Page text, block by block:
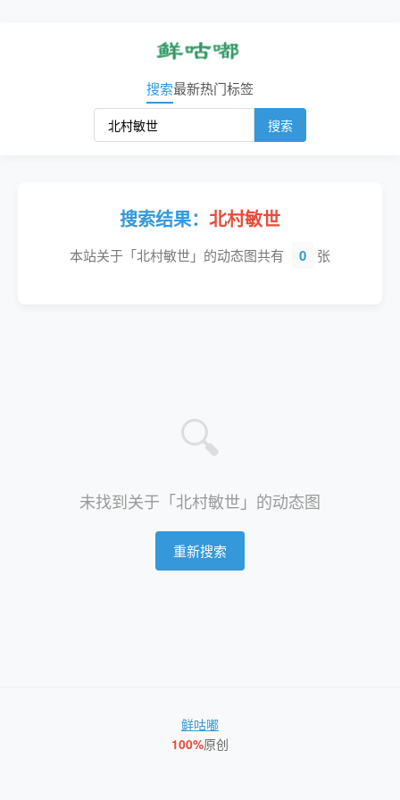
搜索最新热门标签
搜索
搜索结果： 北村敏世
本站关于「北村敏世」的动态图共有 0 张
🔍
未找到关于「北村敏世」的动态图
重新搜索
鲜咕嘟
100%原创